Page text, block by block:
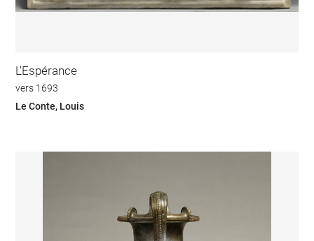
L'Espérance
vers 1693
Le Conte, Louis